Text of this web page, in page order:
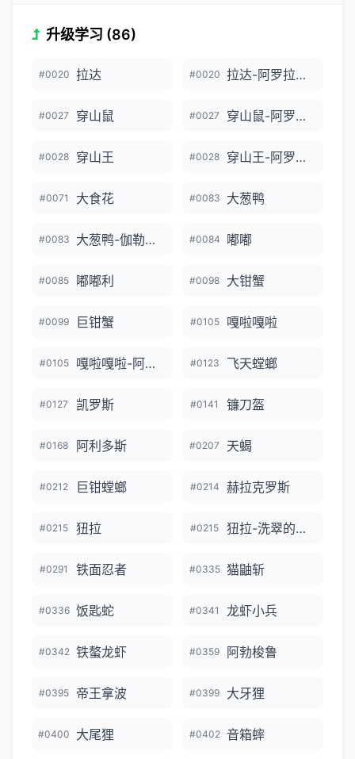
升级学习 (86)
#0020 拉达 #0020 拉达-阿罗拉的样子
#0027 穿山鼠 #0027 穿山鼠-阿罗拉的样子
#0028 穿山王 #0028 穿山王-阿罗拉的样子
#0071 大食花 #0083 大葱鸭
#0083 大葱鸭-伽勒尔的样子 #0084 嘟嘟
#0085 嘟嘟利 #0098 大钳蟹
#0099 巨钳蟹 #0105 嘎啦嘎啦
#0105 嘎啦嘎啦-阿罗拉的样子 #0123 飞天螳螂
#0127 凯罗斯 #0141 镰刀盔
#0168 阿利多斯 #0207 天蝎
#0212 巨钳螳螂 #0214 赫拉克罗斯
#0215 狃拉 #0215 狃拉-洗翠的样子
#0291 铁面忍者 #0335 猫鼬斩
#0336 饭匙蛇 #0341 龙虾小兵
#0342 铁螯龙虾 #0359 阿勃梭鲁
#0395 帝王拿波 #0399 大牙狸
#0400 大尾狸 #0402 音箱蟀